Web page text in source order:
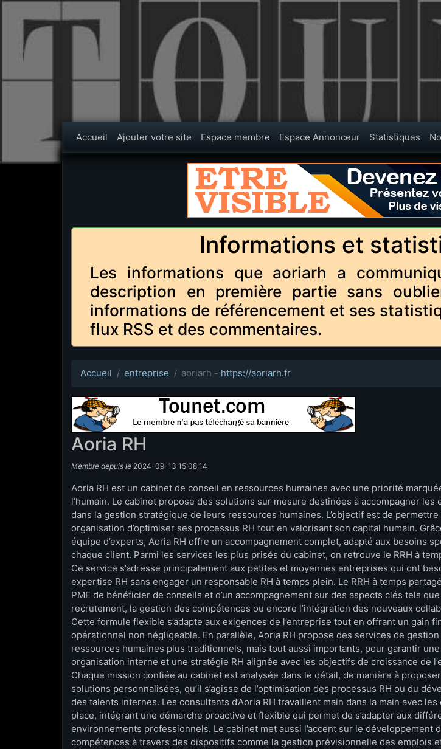
Accueil Ajouter votre site Espace membre Espace Annonceur Statistiques
Informations et
Les informations que aoriarh a
description en première partie sans
informations de référencement et ses
flux RSS et des commentaires.
Accueil entreprise aoriarh - https://aoriarh.fr
Aoria RH
Membre depuis le 2024-09-13 15:08:14
Aoria RH est un cabinet de conseil en ressources humaines avec une priorité
l’humain. Le cabinet propose des solutions sur mesure destinées à accompagner les
dans la gestion stratégique de leurs ressources humaines. L’objectif est de permettre
organisation d’optimiser ses processus RH tout en valorisant son capital humain.
équipe d’experts, Aoria RH offre un accompagnement complet, adapté aux besoins
chaque client. Parmi les services les plus prisés du cabinet, on retrouve le RRH à
Ce service s’adresse principalement aux petites et moyennes entreprises qui ont
expertise RH sans engager un responsable RH à temps plein. Le RRH à temps
PME de bénéficier de conseils et d’un accompagnement sur des aspects clés tels
recrutement, la gestion des compétences ou encore l’intégration des nouveaux
Cette formule flexible s’adapte aux exigences de l’entreprise tout en offrant un gain
opérationnel non négligeable. En parallèle, Aoria RH propose des services de gestion
ressources humaines plus traditionnels, mais tout aussi importants, pour garantir
organisation interne et une stratégie RH alignée avec les objectifs de croissance de
Chaque mission confiée au cabinet est analysée dans le détail, de manière à
solutions personnalisées, qu’il s’agisse de l’optimisation des processus RH ou du
des talents internes. Les consultants d’Aoria RH travaillent main dans la main avec les
place, intégrant une démarche proactive et flexible qui permet de s’adapter aux
environnements professionnels. Le cabinet met aussi l’accent sur le développement
compétences à travers des dispositifs comme la gestion prévisionnelle des emplois